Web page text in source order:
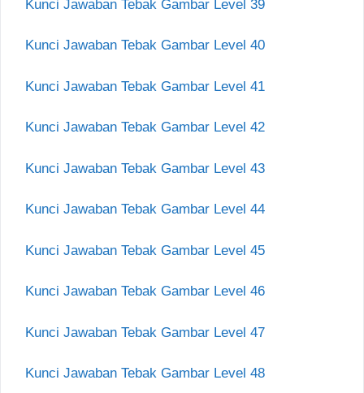
Kunci Jawaban Tebak Gambar Level 39
Kunci Jawaban Tebak Gambar Level 40
Kunci Jawaban Tebak Gambar Level 41
Kunci Jawaban Tebak Gambar Level 42
Kunci Jawaban Tebak Gambar Level 43
Kunci Jawaban Tebak Gambar Level 44
Kunci Jawaban Tebak Gambar Level 45
Kunci Jawaban Tebak Gambar Level 46
Kunci Jawaban Tebak Gambar Level 47
Kunci Jawaban Tebak Gambar Level 48